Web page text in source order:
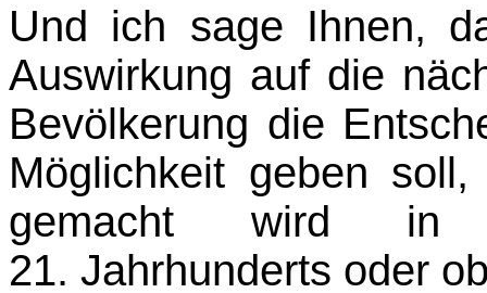
Und ich sage Ihnen,
Auswirkung auf die
Bevölkerung die
Möglichkeit geben
gemacht wird in
21. Jahrhunderts oder